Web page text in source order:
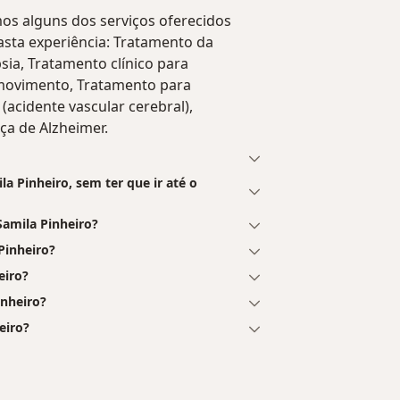
alguns dos serviços oferecidos
experiência: Tratamento da
Tratamento clínico para
Tratamento para
vascular cerebral),
de Alzheimer.
Pinheiro, sem ter que ir até o
Pinheiro?